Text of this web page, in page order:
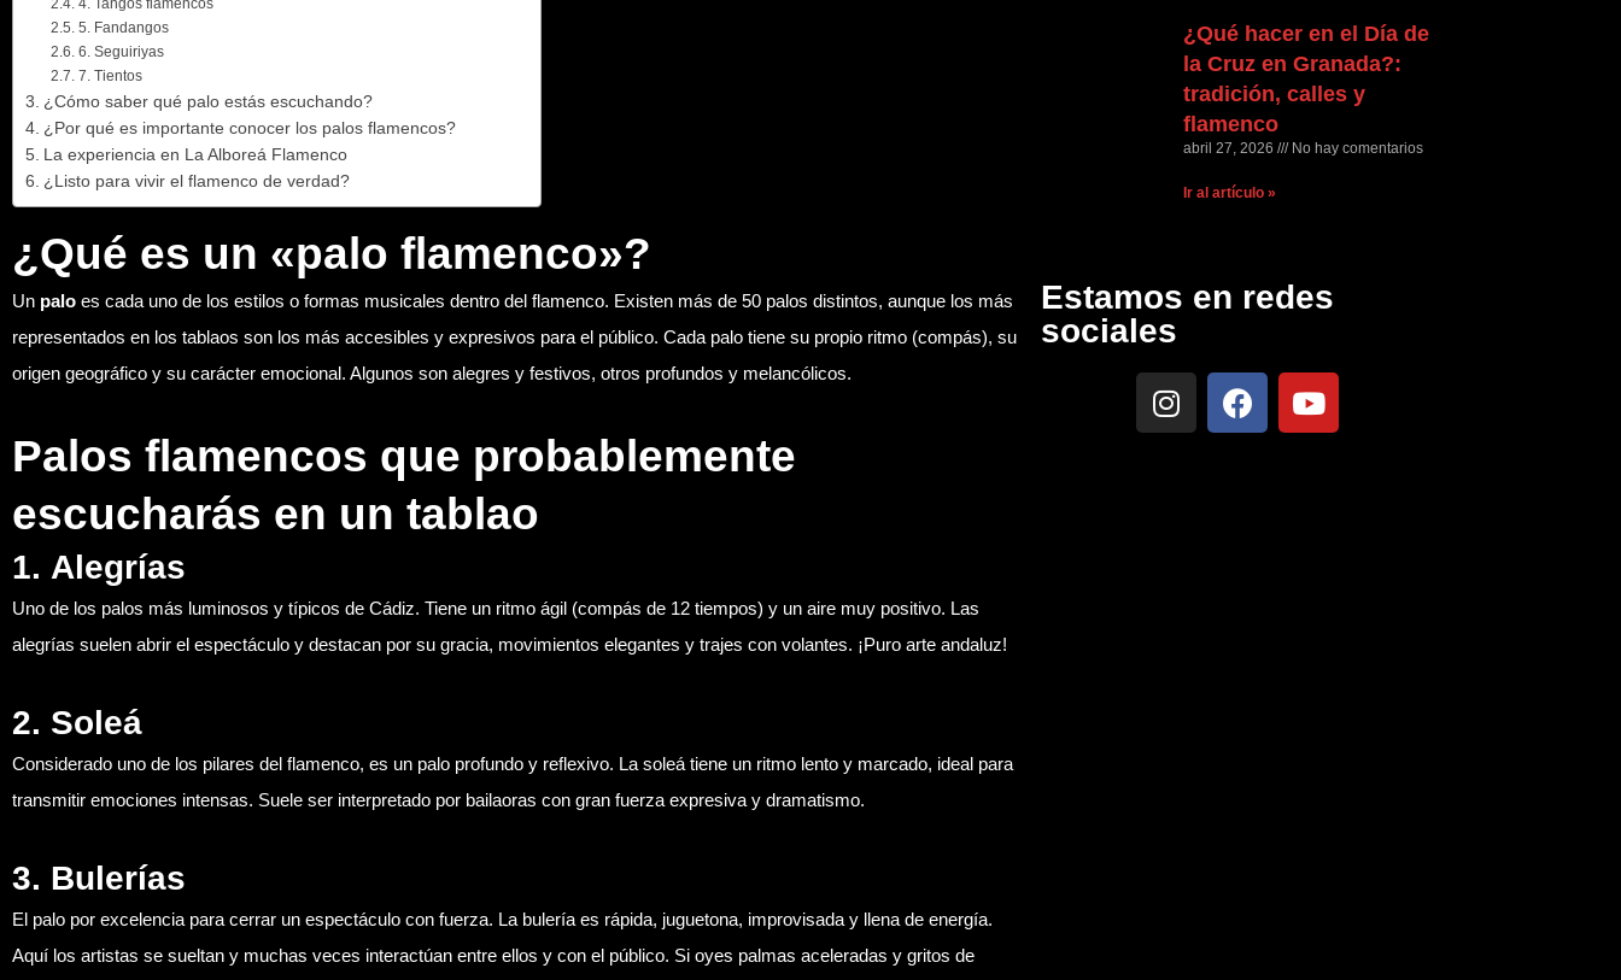
4. Tangos flamencos
5. Fandangos
6. Seguiriyas
7. Tientos
¿Cómo saber qué palo estás escuchando?
¿Por qué es importante conocer los palos flamencos?
La experiencia en La Alboreá Flamenco
¿Listo para vivir el flamenco de verdad?
¿Qué es un «palo flamenco»?
Un palo es cada uno de los estilos o formas musicales dentro del flamenco. Existen más de 50 palos distintos, aunque los más
representados en los tablaos son los más accesibles y expresivos para el público. Cada palo tiene su propio ritmo (compás), su
origen geográfico y su carácter emocional. Algunos son alegres y festivos, otros profundos y melancólicos.
Palos flamencos que probablemente
escucharás en un tablao
1. Alegrías
Uno de los palos más luminosos y típicos de Cádiz. Tiene un ritmo ágil (compás de 12 tiempos) y un aire muy positivo. Las
alegrías suelen abrir el espectáculo y destacan por su gracia, movimientos elegantes y trajes con volantes. ¡Puro arte andaluz!
2. Soleá
Considerado uno de los pilares del flamenco, es un palo profundo y reflexivo. La soleá tiene un ritmo lento y marcado, ideal para
transmitir emociones intensas. Suele ser interpretado por bailaoras con gran fuerza expresiva y dramatismo.
3. Bulerías
El palo por excelencia para cerrar un espectáculo con fuerza. La bulería es rápida, juguetona, improvisada y llena de energía.
Aquí los artistas se sueltan y muchas veces interactúan entre ellos y con el público. Si oyes palmas aceleradas y gritos de
¿Qué hacer en el Día de
la Cruz en Granada?:
tradición, calles y
flamenco
abril 27, 2026 No hay comentarios
Ir al artículo »
Estamos en redes
sociales